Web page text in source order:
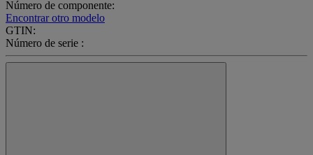
Número de componente:
Encontrar otro modelo
GTIN:
Número de serie :